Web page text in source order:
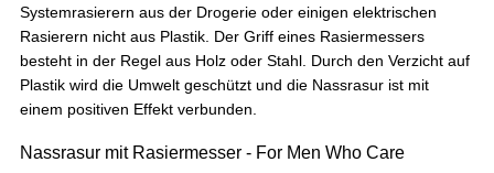
6.8.2026
Alle Bewertungen Lesen
Systemrasierern aus der Drogerie oder einigen elektrischen
Rasierern nicht aus Plastik. Der Griff eines Rasiermessers
besteht in der Regel aus Holz oder Stahl. Durch den Verzicht auf
Plastik wird die Umwelt geschützt und die Nassrasur ist mit
einem positiven Effekt verbunden.
Nassrasur mit Rasiermesser - For Men Who Care